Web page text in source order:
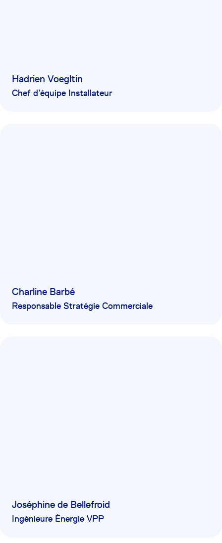
Hadrien Voegltin
Chef d’équipe Installateur
Charline Barbé
Responsable Stratégie Commerciale
Joséphine de Bellefroid
Ingénieure Énergie VPP